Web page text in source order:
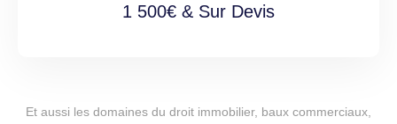
1 500€ & Sur Devis
Et aussi les domaines du droit immobilier, baux commerciaux,